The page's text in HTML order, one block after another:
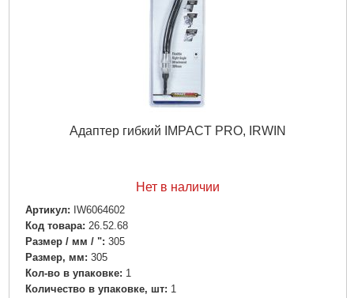
Адаптер гибкий IMPACT PRO, IRWIN
Нет в наличии
Артикул: IW6064602
Код товара: 26.52.68
Размер / мм / ": 305
Размер, мм: 305
Кол-во в упаковке: 1
Количество в упаковке, шт: 1